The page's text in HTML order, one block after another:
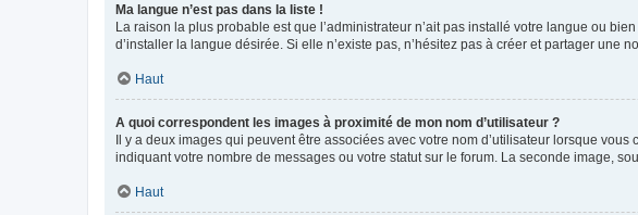
Ma langue n’est pas dans la liste !
La raison la plus probable est que l’administrateur n’ait pas installé votre langue ou
d’installer la langue désirée. Si elle n’existe pas, n’hésitez pas à créer et partager une
Haut
A quoi correspondent les images à proximité de mon nom d’utilisateur ?
Il y a deux images qui peuvent être associées avec votre nom d’utilisateur lorsque
indiquant votre nombre de messages ou votre statut sur le forum. La seconde image,
Haut